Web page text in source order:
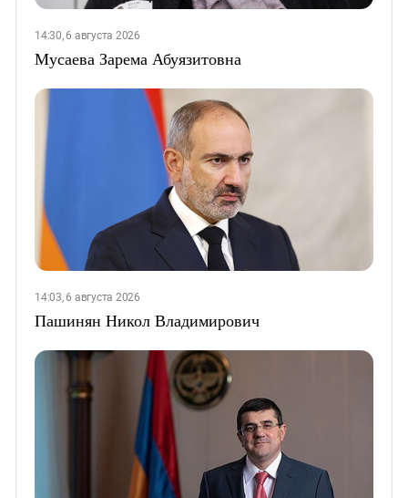
14:30, 6 августа 2026
Мусаева Зарема Абуязитовна
14:03, 6 августа 2026
Пашинян Никол Владимирович